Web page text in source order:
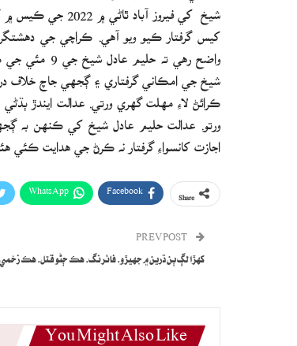
شيخ کي فيروز
کيس گرفتار ڪيو ويو آهي. ڪراچي جي
واضح رهي
شيخ جي امڪاني گرفتاري ۽ ڳجهي جاچ خلاف
ڪرائڻ لاءِ مهلت گهري ورتي. عدالت ايندڙ
ورتو. عدالت حليم عادل شيخ کي ڪنهن به
اجازت کانسواءِ گرفتار نه ڪرڻ جي هدايت ڪئي
Facebook
WhatsApp
کهڙا لڳ ٻن ڌرين ۾ جهيڙو، فائرنگ، هڪ ڄڻو قتل، هڪ زخمي
You Might Also Like